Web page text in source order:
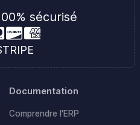
sécurisé
Documentation
Comprendre l'ERP